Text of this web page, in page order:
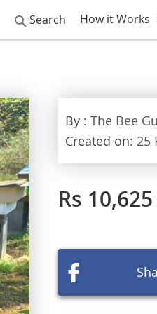
How it Works
Search
By : The Bee
Created on: 25
Rs 10,625